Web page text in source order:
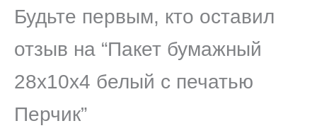
Будьте первым, кто оставил
отзыв на “Пакет бумажный
28х10х4 белый с печатью
Перчик”